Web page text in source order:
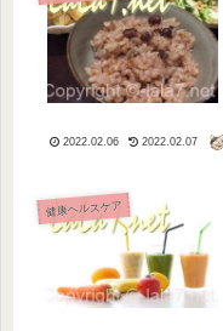
2022.02.06 2022.02.07
健康ヘルスケア